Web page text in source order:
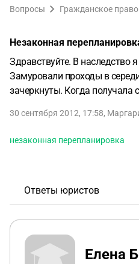
Вопросы Гражданское право
Незаконная
Здравствуйте. В наследство
Замуровали проходы в
зачеркнуты. Когда получала
30 сентября 2012, 17:58,
незаконная перепланировка
Ответы юристов
Елена